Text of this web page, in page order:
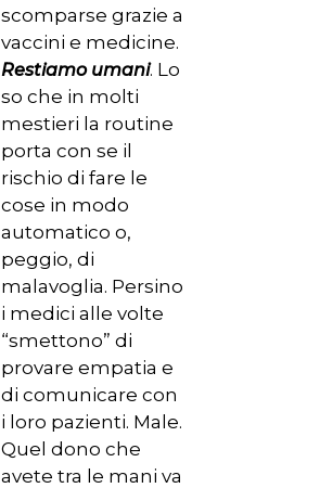
scomparse grazie a
vaccini e medicine.
Restiamo umani. Lo
so che in molti
mestieri la routine
porta con se il
rischio di fare le
cose in modo
automatico o,
peggio, di
malavoglia. Persino
i medici alle volte
“smettono” di
provare empatia e
di comunicare con
i loro pazienti. Male.
Quel dono che
avete tra le mani va